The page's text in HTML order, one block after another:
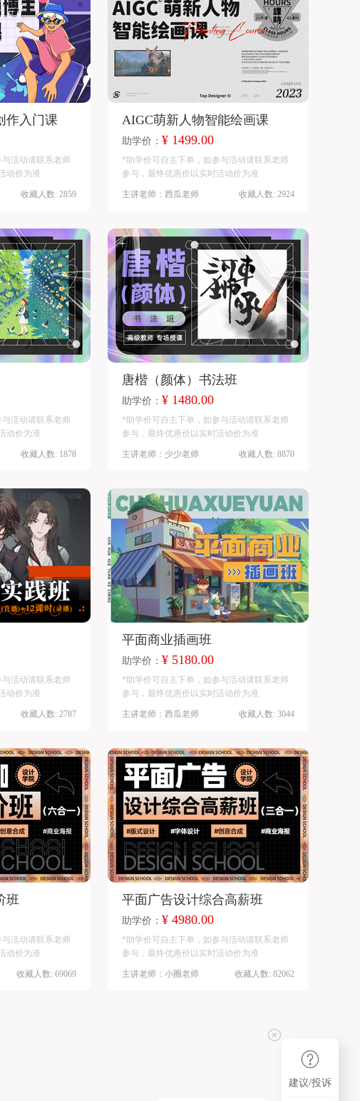
作入门课
活动请联系老师
动价为准
收藏人数: 2859
AIGC萌新人物智能绘画课
助学价： ¥ 1499.00
*助学价可自主下单，如参与活动请联系老师
参与，最终优惠价以实时活动价为准
主讲老师：西瓜老师 收藏人数: 2924
活动请联系老师
动价为准
收藏人数: 1878
唐楷（颜体）书法班
助学价： ¥ 1480.00
*助学价可自主下单，如参与活动请联系老师
参与，最终优惠价以实时活动价为准
主讲老师：少少老师 收藏人数: 8870
活动请联系老师
动价为准
收藏人数: 2787
平面商业插画班
助学价： ¥ 5180.00
*助学价可自主下单，如参与活动请联系老师
参与，最终优惠价以实时活动价为准
主讲老师：西瓜老师 收藏人数: 3044
班
活动请联系老师
动价为准
收藏人数: 69069
平面广告设计综合高薪班
助学价： ¥ 4980.00
*助学价可自主下单，如参与活动请联系老师
参与，最终优惠价以实时活动价为准
主讲老师：小圈老师 收藏人数: 82062
建议/投诉